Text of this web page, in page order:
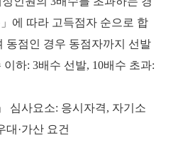
에 따라 고득점자 순으로 합
동점인 경우 동점자까지 선발
하: 3배수 선발, 10배수 초과:
심사요소: 응시자격, 자기소
대·가산 요건